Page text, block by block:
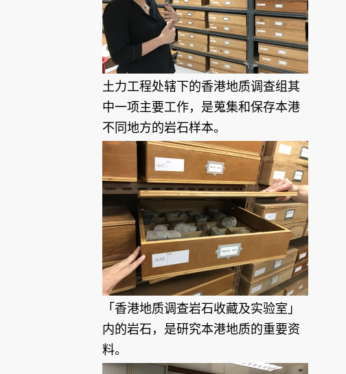
土力工程处辖下的香港地质调查组其
中一项主要工作，是蒐集和保存本港
不同地方的岩石样本。
「香港地质调查岩石收藏及实验室」
内的岩石，是研究本港地质的重要资
料。